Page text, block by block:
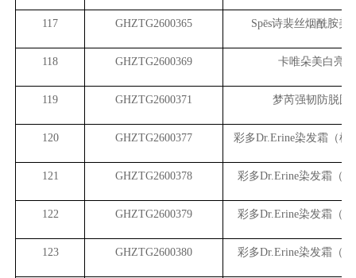
117 GHZTG2600365 Spēs诗裴丝烟酰胺美
118 GHZTG2600369 卡唯朵美白亮
119 GHZTG2600371 梦芮强韧防脱固
120 GHZTG2600377 彩多Dr.Erine染发霜（植
121 GHZTG2600378 彩多Dr.Erine染发霜（
122 GHZTG2600379 彩多Dr.Erine染发霜（
123 GHZTG2600380 彩多Dr.Erine染发霜（